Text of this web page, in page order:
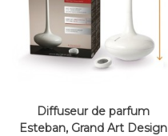
Diffuseur de parfum
Esteban, Grand Art Design